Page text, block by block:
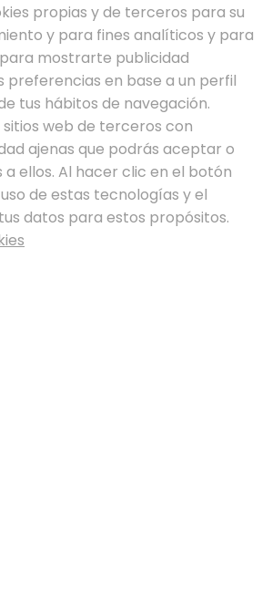
propias y de terceros para su
y para fines analíticos y para
mostrarte publicidad
preferencias en base a un perfil
tus hábitos de navegación.
web de terceros con
ajenas que podrás aceptar o
ellos. Al hacer clic en el botón
de estas tecnologías y el
datos para estos propósitos.